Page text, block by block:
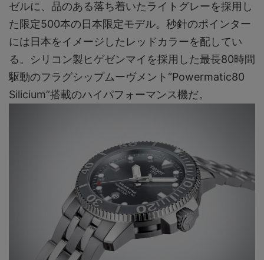
ゼルに、品のある落ち着いたライトグレーを採用し
た限定500本の日本限定モデル。秒針のポインター
には日本をイメージしたレッドカラーを配してい
る。シリコン製ヒゲゼンマイを採用した最長80時間
駆動のフラグシップムーヴメント“Powermatic80
Silicium”搭載のハイパフォーマンス機だ。